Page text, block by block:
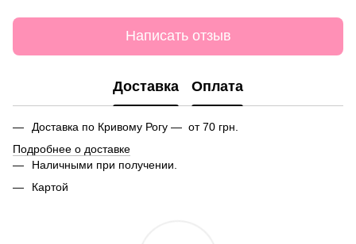
Написать отзыв
Доставка Оплата
Доставка по Кривому Рогу — от 70 грн.
Подробнее о доставке
Наличными при получении.
Картой